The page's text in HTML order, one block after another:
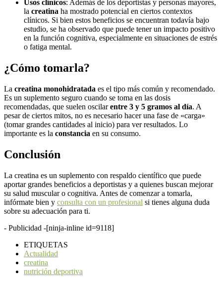
Usos clínicos: Además de los deportistas y personas mayores,
la creatina ha mostrado potencial en ciertos contextos
clínicos. Si bien estos beneficios se encuentran todavía bajo
estudio, se ha observado que puede tener un impacto positivo
en la función cognitiva, especialmente en situaciones de estrés
o fatiga mental.
¿Cómo tomarla?
La creatina monohidratada es el tipo más común y recomendado.
Es un suplemento seguro cuando se toma en las dosis
recomendadas, que suelen oscilarentre 3 y 5 gramos al día. A
pesar de ciertos mitos, no es necesario hacer una fase de «carga»
(tomar grandes cantidades al inicio) para ver resultados. Lo
importante es la constancia en su consumo.
Conclusión
La creatina es un suplemento con respaldo científico que puede
aportar grandes beneficios a deportistas y a quienes buscan mejorar
su salud muscular o cognitiva. Antes de comenzar a tomarla,
infórmate bien y consulta con un profesional si tienes alguna duda
sobre su adecuación para ti.
- Publicidad -[ninja-inline id=9118]
ETIQUETAS
Actualidad
creatina
nutrición deportiva